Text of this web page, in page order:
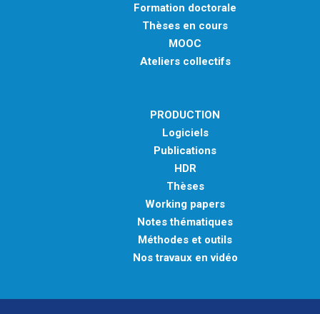
Formation doctorale
Thèses en cours
MOOC
Ateliers collectifs
PRODUCTION
Logiciels
Publications
HDR
Thèses
Working papers
Notes thématiques
Méthodes et outils
Nos travaux en vidéo